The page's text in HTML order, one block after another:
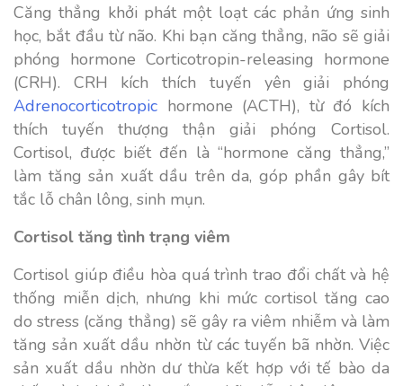
Căng thẳng khởi phát một loạt các phản ứng sinh
học, bắt đầu từ não. Khi bạn căng thẳng, não sẽ giải
phóng hormone Corticotropin-releasing hormone
(CRH). CRH kích thích tuyến yên giải phóng
Adrenocorticotropic hormone (ACTH), từ đó kích
thích tuyến thượng thận giải phóng Cortisol.
Cortisol, được biết đến là “hormone căng thẳng,”
làm tăng sản xuất dầu trên da, góp phần gây bít
tắc lỗ chân lông, sinh mụn.
Cortisol tăng tình trạng viêm
Cortisol giúp điều hòa quá trình trao đổi chất và hệ
thống miễn dịch, nhưng khi mức cortisol tăng cao
do stress (căng thẳng) sẽ gây ra viêm nhiễm và làm
tăng sản xuất dầu nhờn từ các tuyến bã nhờn. Việc
sản xuất dầu nhờn dư thừa kết hợp với tế bào da